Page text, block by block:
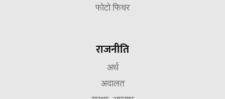
फोटो फिचर
राजनीति
अर्थ
अदालत